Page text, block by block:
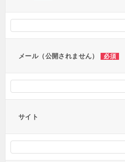
ョ
メール（公開されません） 必須
サイト